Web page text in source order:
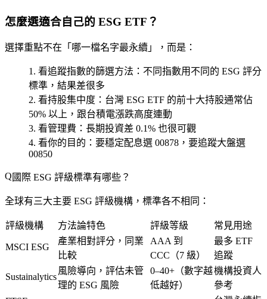
怎麼選適合自己的 ESG ETF？
選擇重點不在「哪一檔名字最永續」，而是：
看追蹤指數的篩選方法 ：不同指數用不同的 ESG 評分
標準，結果差很多
看持股集中度 ：台灣 ESG ETF 的前十大持股通常佔
50% 以上，跟台積電漲跌高度連動
看管理費 ：長期投資差 0.1% 也很可觀
看你的目的 ：要穩定配息選 00878，要追蹤大盤選
00850
國際 ESG 評級標準有哪些？
全球有三大主要 ESG 評級機構，標準各不相同：
評級機構 方法論特色 評級等級 常見用途
MSCI ESG
產業相對評分，同業
比較
AAA 到
CCC（7 級）
最多 ETF
追蹤
Sustainalytics
風險導向，評估未管
理的 ESG 風險
0–40+（數字越
低越好）
機構投資人
參考